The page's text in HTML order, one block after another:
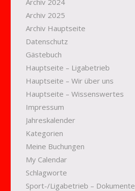
Archiv 2024
Archiv 2025
Archiv Hauptseite
Datenschutz
Gästebuch
Hauptseite – Ligabetrieb
Hauptseite – Wir über uns
Hauptseite – Wissenswertes
Impressum
Jahreskalender
Kategorien
Meine Buchungen
My Calendar
Schlagworte
Sport-/Ligabetrieb – Dokumente